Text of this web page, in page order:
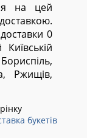
на цей
0
Ржищів,
букетів